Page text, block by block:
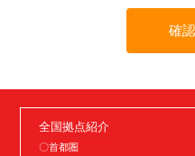
全国拠点紹介
〇首都圏